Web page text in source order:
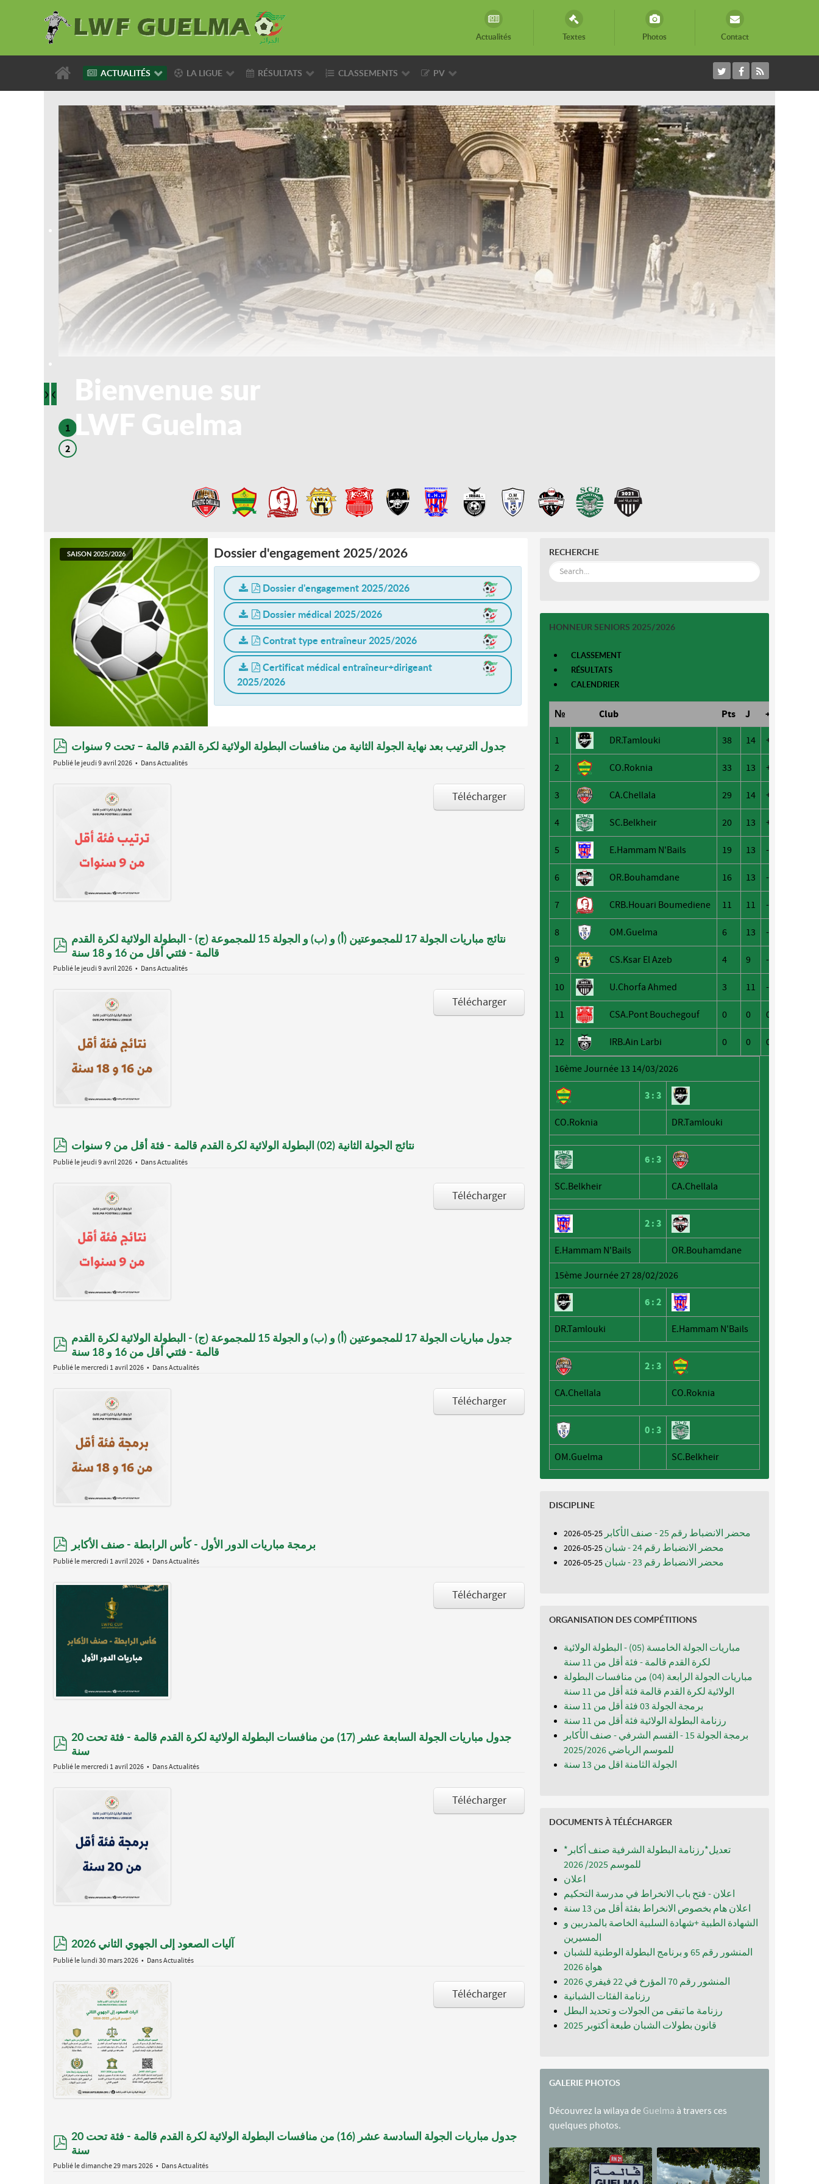
Actualités Textes Photos Contact
ACTUALITÉS LA LIGUE RÉSULTATS CLASSEMENTS PV
LWF Guelma
›‹
1
2
SAISON 2025/2026 Dossier d'engagement 2025/2026
Dossier d'engagement 2025/2026
Dossier médical 2025/2026
Contrat type entraîneur 2025/2026
Certificat médical entraîneur+dirigeant
2025/2026
pdf جدول الترتيب بعد نهاية الجولة الثانية من منافسات البطولة الولائية لكرة القدم قالمة – تحت 9 سنوات
Publié le jeudi 9 avril 2026 DansActualités
Télécharger
pdf
نتائج مباريات الجولة 17 للمجموعتين (أ) و (ب) و الجولة 15 للمجموعة (ج) - البطولة الولائية لكرة القدم
قالمة - فئتي أقل من 16 و 18 سنة
Publié le jeudi 9 avril 2026 DansActualités
Télécharger
pdf نتائج الجولة الثانية (02) البطولة الولائية لكرة القدم قالمة - فئة أقل من 9 سنوات
Publié le jeudi 9 avril 2026 DansActualités
Télécharger
pdf
جدول مباريات الجولة 17 للمجموعتين (أ) و (ب) و الجولة 15 للمجموعة (ج) - البطولة الولائية لكرة القدم
قالمة - فئتي أقل من 16 و 18 سنة
Publié le mercredi 1 avril 2026 DansActualités
Télécharger
pdf
برمجة مباريات الدور الأول - كأس الرابطة - صنف الأكابر
Publié le mercredi 1 avril 2026 DansActualités
Télécharger
pdf
جدول مباريات الجولة السابعة عشر (17) من منافسات البطولة الولائية لكرة القدم قالمة - فئة تحت 20
سنة
Publié le mercredi 1 avril 2026 DansActualités
Télécharger
pdf آليات الصعود إلى الجهوي الثاني 2026
Publié le lundi 30 mars 2026 DansActualités
Télécharger
pdf
جدول مباريات الجولة السادسة عشر (16) من منافسات البطولة الولائية لكرة القدم قالمة - فئة تحت 20
سنة
Publié le dimanche 29 mars 2026 DansActualités
RECHERCHE
HONNEUR SENIORS 2025/2026
CLASSEMENT
RÉSULTATS
CALENDRIER
№ Club Pts J +/-
1 DR.Tamlouki 38 14 +47
2 CO.Roknia 33 13 +26
3 CA.Chellala 29 14 +22
4 SC.Belkheir 20 13 +2
5 E.Hammam N'Bails 19 13 -2
6 OR.Bouhamdane 16 13 -10
7 CRB.Houari Boumediene 11 11 -8
8 OM.Guelma 6 13 -33
9 CS.Ksar El Azeb 4 9 -13
10 U.Chorfa Ahmed 3 11 -31
11 CSA.Pont Bouchegouf 0 0 0
12 IRB.Ain Larbi 0 0 0
16ème Journée 13 14/03/2026
3 : 3
CO.Roknia DR.Tamlouki
6 : 3
SC.Belkheir CA.Chellala
2 : 3
E.Hammam N'Bails OR.Bouhamdane
15ème Journée 27 28/02/2026
6 : 2
DR.Tamlouki E.Hammam N'Bails
2 : 3
CA.Chellala CO.Roknia
0 : 3
OM.Guelma SC.Belkheir
DISCIPLINE
محضر الانضباط رقم 25 - صنف الأكابر 25-05-2026
محضر الانضباط رقم 24 - شبان 25-05-2026
محضر الانضباط رقم 23 - شبان 25-05-2026
ORGANISATION DES COMPÉTITIONS
مباريات الجولة الخامسة (05) - البطولة الولائية
لكرة القدم قالمة - فئة أقل من 11 سنة
مباريات الجولة الرابعة (04) من منافسات البطولة
الولائية لكرة القدم قالمة فئة أقل من 11 سنة
برمجة الجولة 03 فئة أقل من 11 سنة
رزنامة البطولة الولائية فئة أقل من 11 سنة
برمجة الجولة 15 - القسم الشرفي - صنف الأكابر
للموسم الرياضي 2025/2026
الجولة الثامنة اقل من 13 سنة
DOCUMENTS À TÉLÉCHARGER
*تعديل*رزنامة البطولة الشرفية صنف أكابر
للموسم 2025/ 2026
اعلان
اعلان - فتح باب الانخراط في مدرسة التحكيم
اعلان هام بخصوص الانخراط بفئة أقل من 13 سنة
الشهادة الطبية +شهادة السلبية الخاصة بالمدربين و
المسيرين
المنشور رقم 65 و برنامج البطولة الوطنية للشبان
المنشور رقم 70 المؤرخ في 22 فيفري 2026
رزنامة الفئات الشبانية
رزنامة ما تبقى من الجولات و تحديد البطل
قانون بطولات الشبان طبعة أكتوبر 2025
GALERIE PHOTOS
Découvrez la wilaya de Guelma à travers ces
quelques photos.